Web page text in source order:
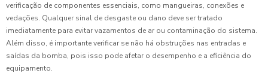
verificação de componentes essenciais, como mangueiras, conexões e
vedações. Qualquer sinal de desgaste ou dano deve ser tratado
imediatamente para evitar vazamentos de ar ou contaminação do sistema.
Além disso, é importante verificar se não há obstruções nas entradas e
saídas da bomba, pois isso pode afetar o desempenho e a eficiência do
equipamento.